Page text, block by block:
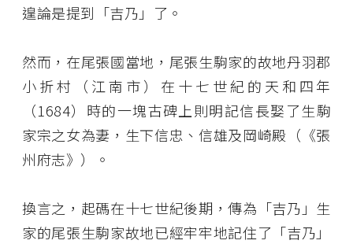
遑論是提到「吉乃」了。
然而，在尾張國當地，尾張生駒家的故地丹羽郡
小折村（江南市）在十七世紀的天和四年
（1684）時的一塊古碑上則明記信長娶了生駒
家宗之女為妻，生下信忠、信雄及岡崎殿（《張
州府志》）。
換言之，起碼在十七世紀後期，傳為「吉乃」生
家的尾張生駒家故地已經牢牢地記住了「吉乃」